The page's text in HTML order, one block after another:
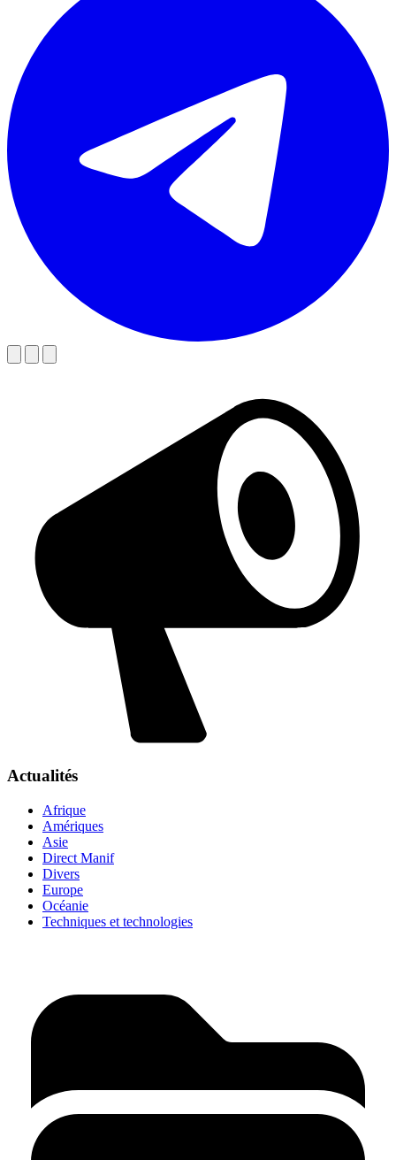
Actualités
Afrique
Amériques
Asie
Direct Manif
Divers
Europe
Océanie
Techniques et technologies